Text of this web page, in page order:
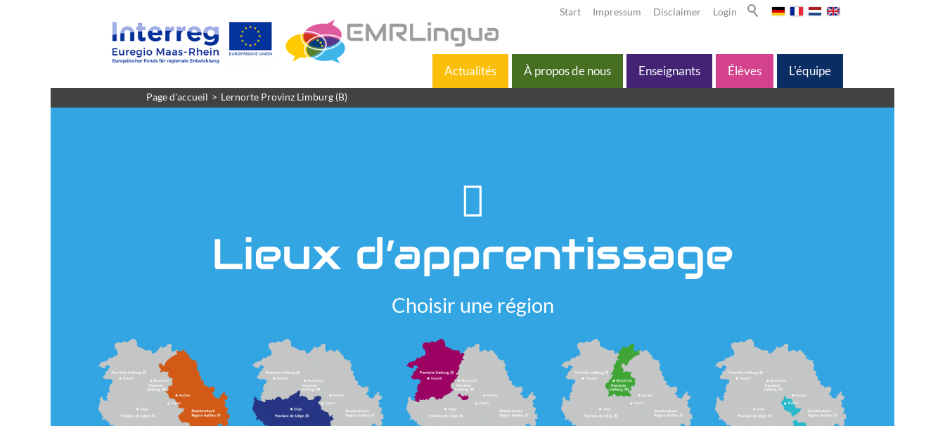
Login
Disclaimer
Impressum
Start
Actualités À propos de nous Enseignants Élèves L'équipe
Page d'accueil Lernorte Provinz Limburg (B)
Lieux d’apprentissage
Choisir une région